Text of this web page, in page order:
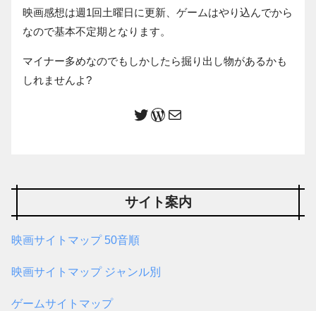
映画感想は週1回土曜日に更新、ゲームはやり込んでから
なので基本不定期となります。
マイナー多めなのでもしかしたら掘り出し物があるかも
しれませんよ?
サイト案内
映画サイトマップ 50音順
映画サイトマップ ジャンル別
ゲームサイトマップ